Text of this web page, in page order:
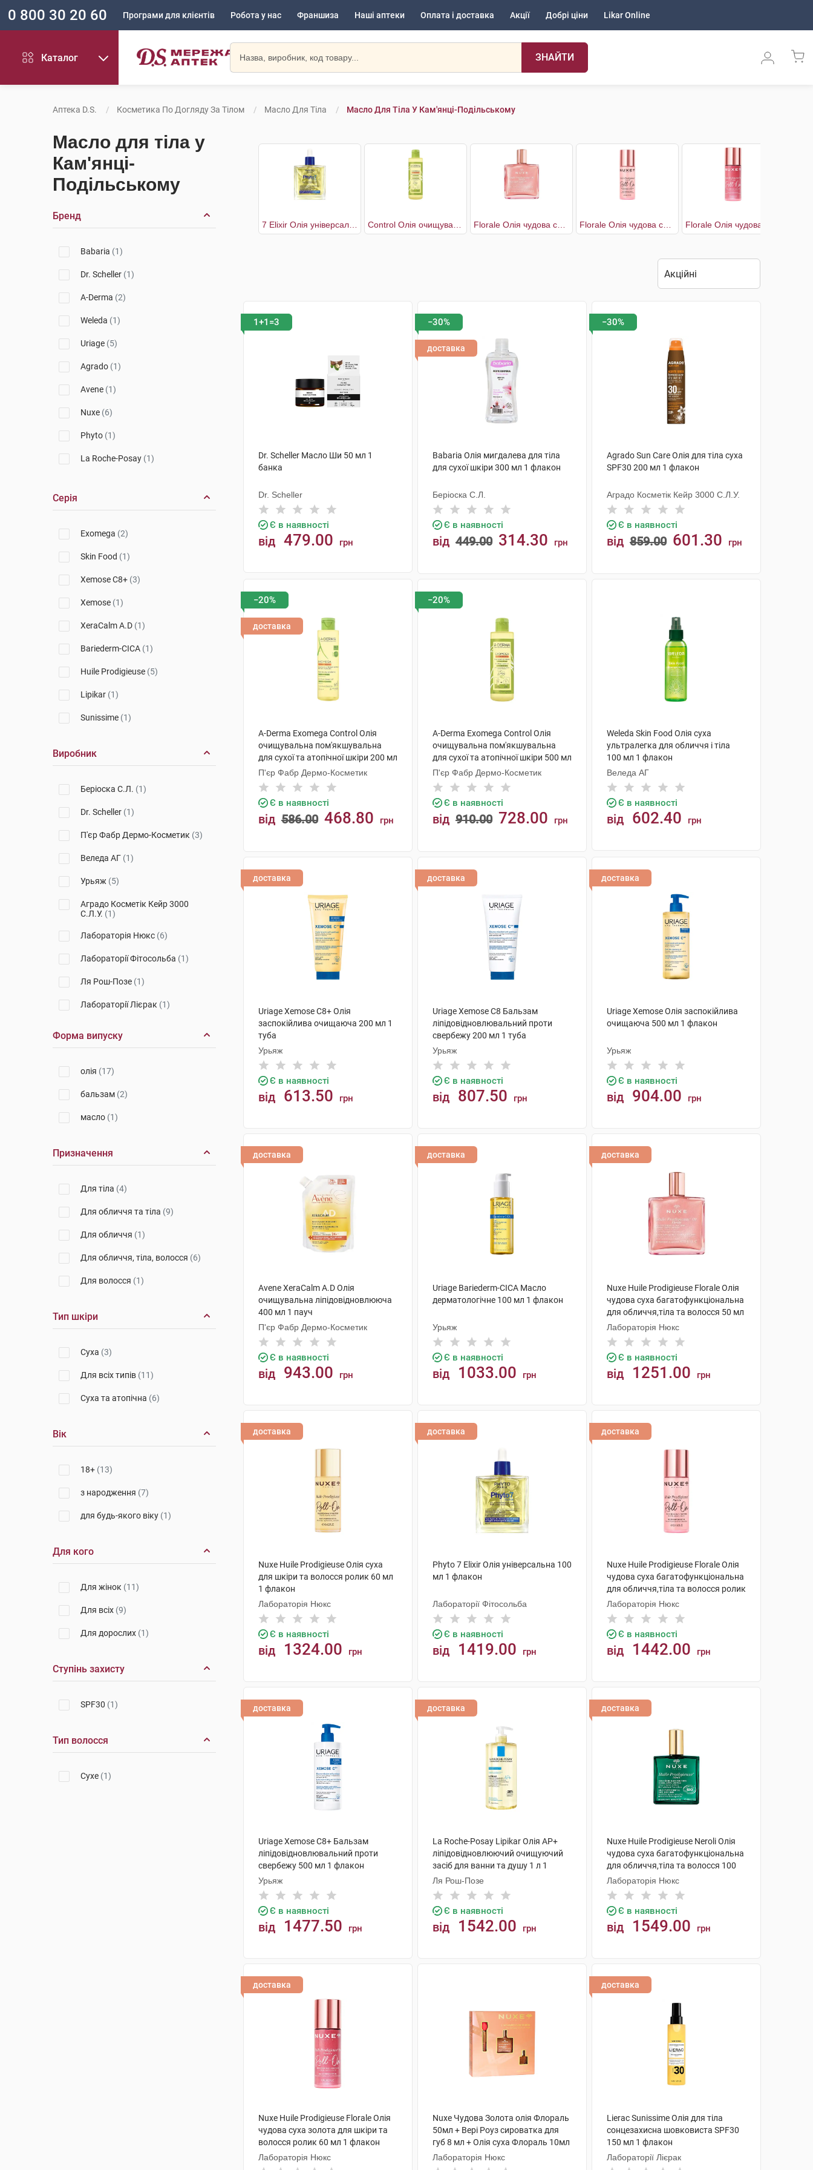
0 800 30 20 60 Програми для клієнтів Робота у нас Франшиза Наші аптеки Оплата і доставка Акції Добрі ціни Likar Online
Каталог ЗНАЙТИ
Аптека D.S. Косметика По Догляду За Тілом Масло Для Тіла Масло Для Тіла У Кам'янці-Подільському
Масло для тіла у
Кам'янці-
Подільському
Бренд
Babaria (1)
Dr. Scheller (1)
A-Derma (2)
Weleda (1)
Uriage (5)
Agrado (1)
Avene (1)
Nuxe (6)
Phyto (1)
La Roche-Posay (1)
Серія
Exomega (2)
Skin Food (1)
Xemose C8+ (3)
Xemose (1)
XeraCalm A.D (1)
Bariederm-CICA (1)
Huile Prodigieuse (5)
Lipikar (1)
Sunissime (1)
Виробник
Беріоска С.Л. (1)
Dr. Scheller (1)
П'єр Фабр Дермо-Косметик (3)
Веледа АГ (1)
Урьяж (5)
Аградо Косметік Кейр 3000
С.Л.У. (1)
Лабораторія Нюкс (6)
Лабораторії Фітосольба (1)
Ля Рош-Позе (1)
Лабораторії Лієрак (1)
Форма випуску
олія (17)
бальзам (2)
масло (1)
Призначення
Для тіла (4)
Для обличчя та тіла (9)
Для обличчя (1)
Для обличчя, тіла, волосся (6)
Для волосся (1)
Тип шкіри
Суха (3)
Для всіх типів (11)
Суха та атопічна (6)
Вік
18+ (13)
з народження (7)
для будь-якого віку (1)
Для кого
Для жінок (11)
Для всіх (9)
Для дорослих (1)
Ступінь захисту
SPF30 (1)
Тип волосся
Сухе (1)
1+1=3
Dr. Scheller Масло Ши 50 мл 1
банка
Dr. Scheller
Є в наявності
від 479.00 грн
−30%
доставка
Babaria Олія мигдалева для тіла
для сухої шкіри 300 мл 1 флакон
Беріоска С.Л.
Є в наявності
від 449.00 314.30 грн
−30%
Agrado Sun Care Олія для тіла суха
SPF30 200 мл 1 флакон
Аградо Косметік Кейр 3000 С.Л.У.
Є в наявності
від 859.00 601.30 грн
−20%
доставка
A-Derma Exomega Control Олія
очищувальна пом'якшувальна
для сухої та атопічної шкіри 200 мл
1 флакон
П'єр Фабр Дермо-Косметик
Є в наявності
від 586.00 468.80 грн
−20%
A-Derma Exomega Control Олія
очищувальна пом'якшувальна
для сухої та атопічної шкіри 500 мл
1 флакон
П'єр Фабр Дермо-Косметик
Є в наявності
від 910.00 728.00 грн
Weleda Skin Food Олія суха
ультралегка для обличчя і тіла
100 мл 1 флакон
Веледа АГ
Є в наявності
від 602.40 грн
доставка
Uriage Xemose C8+ Олія
заспокійлива очищаюча 200 мл 1
туба
Урьяж
Є в наявності
від 613.50 грн
доставка
Uriage Xemose C8 Бальзам
ліпідовідновлювальний проти
свербежу 200 мл 1 туба
Урьяж
Є в наявності
від 807.50 грн
доставка
Uriage Xemose Олія заспокійлива
очищаюча 500 мл 1 флакон
Урьяж
Є в наявності
від 904.00 грн
доставка
Avene XeraCalm A.D Олія
очищувальна ліпідовідновлююча
400 мл 1 пауч
П'єр Фабр Дермо-Косметик
Є в наявності
від 943.00 грн
доставка
Uriage Bariederm-CICA Масло
дерматологічне 100 мл 1 флакон
Урьяж
Є в наявності
від 1033.00 грн
доставка
Nuxe Huile Prodigieuse Florale Олія
чудова суха багатофункціональна
для обличчя,тіла та волосся 50 мл
1 флакон
Лабораторія Нюкс
Є в наявності
від 1251.00 грн
доставка
Nuxe Huile Prodigieuse Олія суха
для шкіри та волосся ролик 60 мл
1 флакон
Лабораторія Нюкс
Є в наявності
від 1324.00 грн
доставка
Phyto 7 Elixir Олія універсальна 100
мл 1 флакон
Лабораторії Фітосольба
Є в наявності
від 1419.00 грн
доставка
Nuxe Huile Prodigieuse Florale Олія
чудова суха багатофункціональна
для обличчя,тіла та волосся ролик
60 мл 1 флакон
Лабораторія Нюкс
Є в наявності
від 1442.00 грн
доставка
Uriage Xemose C8+ Бальзам
ліпідовідновлювальний проти
свербежу 500 мл 1 флакон
Урьяж
Є в наявності
від 1477.50 грн
доставка
La Roche-Posay Lipikar Олія AP+
ліпідовідновлюючий очищуючий
засіб для ванни та душу 1 л 1
флакон
Ля Рош-Позе
Є в наявності
від 1542.00 грн
доставка
Nuxe Huile Prodigieuse Neroli Олія
чудова суха багатофункціональна
для обличчя,тіла та волосся 100
мл 1 флакон
Лабораторія Нюкс
Є в наявності
від 1549.00 грн
доставка
Nuxe Huile Prodigieuse Florale Олія
чудова суха золота для шкіри та
волосся ролик 60 мл 1 флакон
Лабораторія Нюкс
Nuxe Чудова Золота олія Флораль
50мл + Вері Роуз сироватка для
губ 8 мл + Олія суха Флораль 10мл
1 набір
Лабораторія Нюкс
доставка
Lierac Sunissime Олія для тіла
сонцезахисна шовковиста SPF30
150 мл 1 флакон
Лабораторії Лієрак